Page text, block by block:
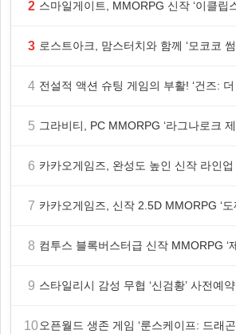
2
3
4
5
6
7
8
9 스타일리시 감성 무협 ‘신검황’ 사전예약
10